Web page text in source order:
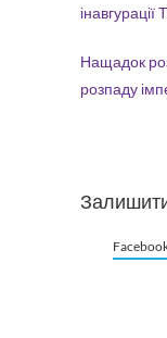
інавгурації
Нащадок
розпаду